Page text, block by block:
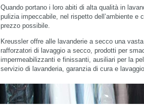
Quando portano i loro abiti di alta qualità in
pulizia impeccabile, nel rispetto dell’ambiente e
prezzo possibile.
Kreussler offre alle lavanderie a secco una
rafforzatori di lavaggio a secco, prodotti per
impermeabilizzanti e finissanti, ausiliari per la
servizio di lavanderia, garanzia di cura e